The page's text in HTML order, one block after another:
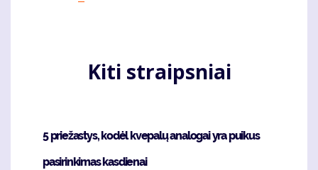
Kiti straipsniai
5 priežastys, kodėl kvepalų analogai yra puikus
pasirinkimas kasdienai